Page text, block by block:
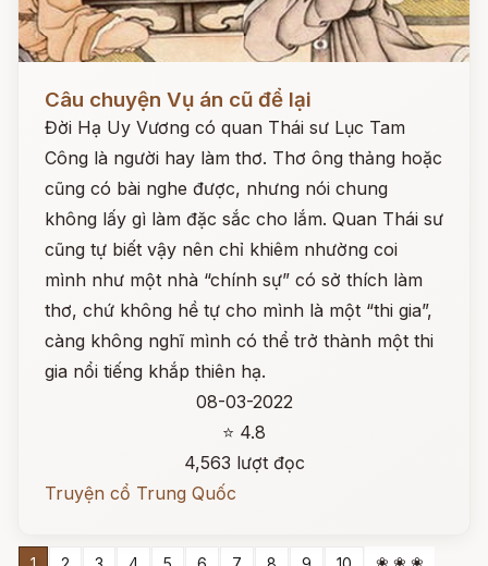
Câu chuyện Vụ án cũ để lại
Đời Hạ Uy Vương có quan Thái sư Lục Tam
Công là người hay làm thơ. Thơ ông thảng hoặc
cũng có bài nghe được, nhưng nói chung
không lấy gì làm đặc sắc cho lắm. Quan Thái sư
cũng tự biết vậy nên chỉ khiêm nhường coi
mình như một nhà “chính sự” có sở thích làm
thơ, chứ không hề tự cho mình là một “thi gia”,
càng không nghĩ mình có thể trở thành một thi
gia nổi tiếng khắp thiên hạ.
08-03-2022
⭐ 4.8
4,563 lượt đọc
Truyện cổ Trung Quốc
❀ ❀ ❀